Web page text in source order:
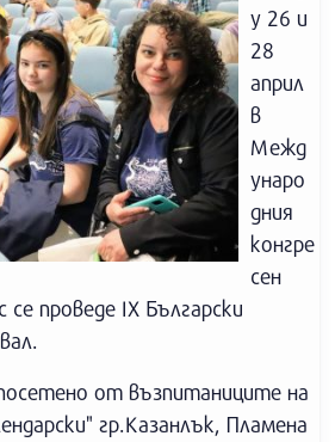
у 26 и
28
април
в
Межд
унаро
дния
конгре
сен
се проведе IХ Български
от възпитаниците на
гр.Казанлък, Пламена